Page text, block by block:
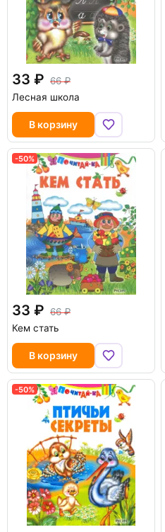
33
66
Лесная школа
В корзину
-50%
33
66
Кем стать
В корзину
-50%